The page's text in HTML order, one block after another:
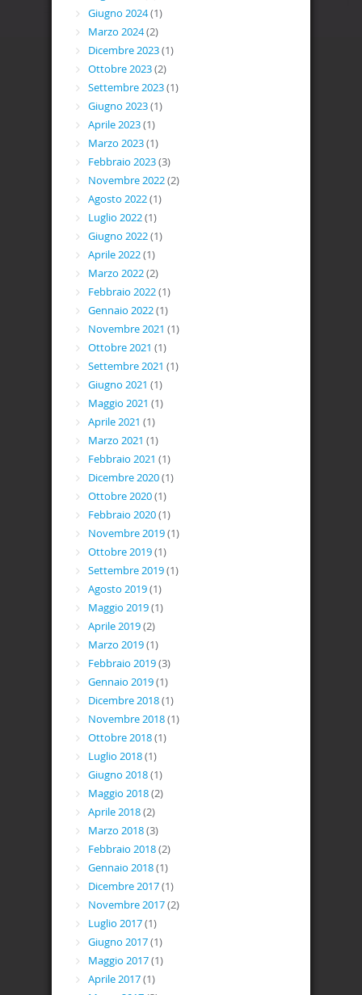
Giugno 2024(1)
Marzo 2024(2)
Dicembre 2023(1)
Ottobre 2023(2)
Settembre 2023(1)
Giugno 2023(1)
Aprile 2023(1)
Marzo 2023(1)
Febbraio 2023(3)
Novembre 2022(2)
Agosto 2022(1)
Luglio 2022(1)
Giugno 2022(1)
Aprile 2022(1)
Marzo 2022(2)
Febbraio 2022(1)
Gennaio 2022(1)
Novembre 2021 (1)
Ottobre 2021 (1)
Settembre 2021 (1)
Giugno 2021 (1)
Maggio 2021 (1)
Aprile 2021 (1)
Marzo 2021 (1)
Febbraio 2021 (1)
Dicembre 2020(1)
Ottobre 2020(1)
Febbraio 2020(1)
Novembre 2019(1)
Ottobre 2019(1)
Settembre 2019(1)
Agosto 2019(1)
Maggio 2019(1)
Aprile 2019(2)
Marzo 2019(1)
Febbraio 2019(3)
Gennaio 2019(1)
Dicembre 2018(1)
Novembre 2018(1)
Ottobre 2018(1)
Luglio 2018(1)
Giugno 2018(1)
Maggio 2018(2)
Aprile 2018(2)
Marzo 2018(3)
Febbraio 2018(2)
Gennaio 2018(1)
Dicembre 2017(1)
Novembre 2017(2)
Luglio 2017(1)
Giugno 2017(1)
Maggio 2017(1)
Aprile 2017(1)